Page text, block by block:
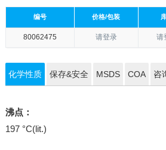
编号 价格/包装
80062475 请登录 请
化学性质 保存&安全 MSDS COA 咨
沸点：
197 °C(lit.)